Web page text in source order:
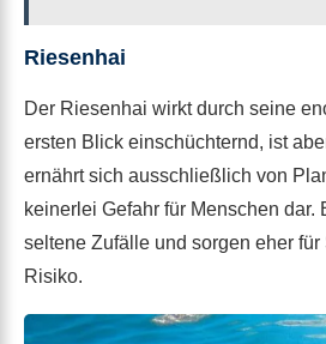
Riesenhai
Der Riesenhai wirkt durch seine
ersten Blick einschüchternd, ist
ernährt sich ausschließlich von
keinerlei Gefahr für Menschen dar.
seltene Zufälle und sorgen eher für
Risiko.